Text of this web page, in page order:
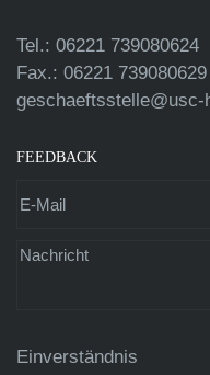
Tel.: 06221 739080624
Fax.: 06221 739080629
geschaeftsstelle@usc-
FEEDBACK
Einverständnis